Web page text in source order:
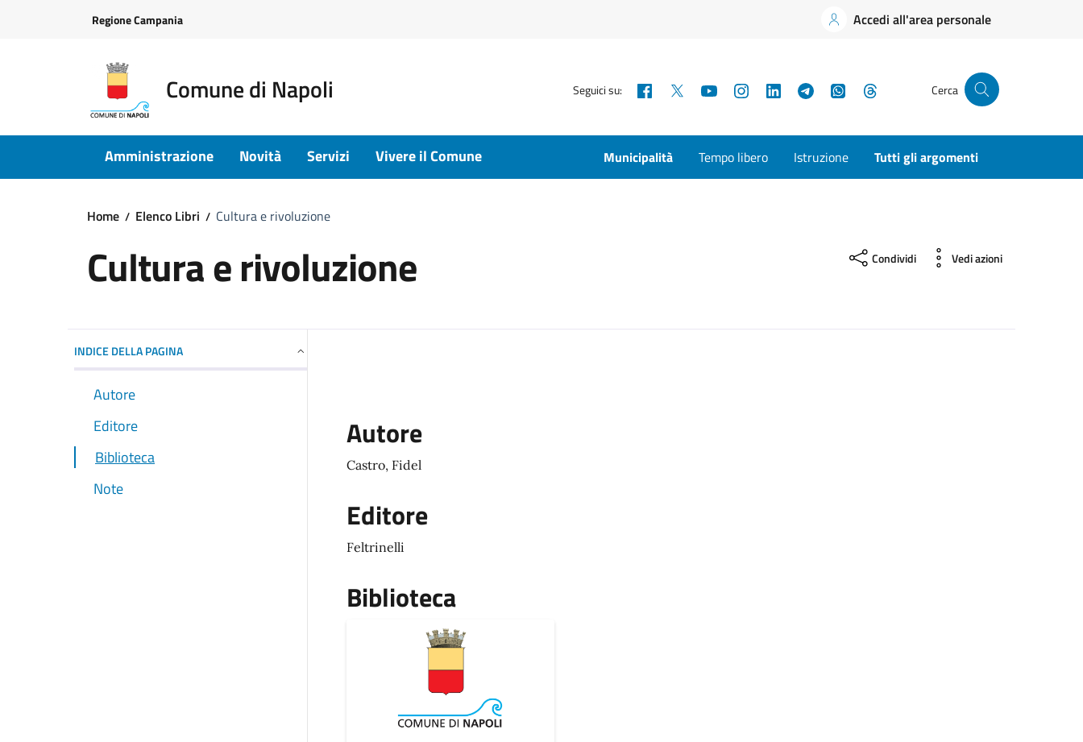
Regione Campania Accedi all'area personale
Comune di Napoli Seguici su: Facebook YouTubeInstagramLinkedInTelegramWhatsApp Cerca
Amministrazione Novità Servizi Vivere il Comune Municipalità Tempo libero Istruzione Tutti gli argomenti
Home Elenco Libri Cultura e rivoluzione
Cultura e rivoluzione Condividi Vedi azioni
INDICE DELLA PAGINA
Autore
Editore
Biblioteca
Note
Autore
Castro, Fidel
Editore
Feltrinelli
Biblioteca